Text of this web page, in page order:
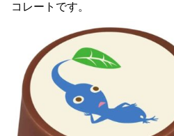
コレートです。